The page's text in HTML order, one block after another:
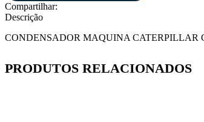
Compartilhar:
Descrição
CONDENSADOR MAQUINA CATERPILLAR
PRODUTOS RELACIONADOS